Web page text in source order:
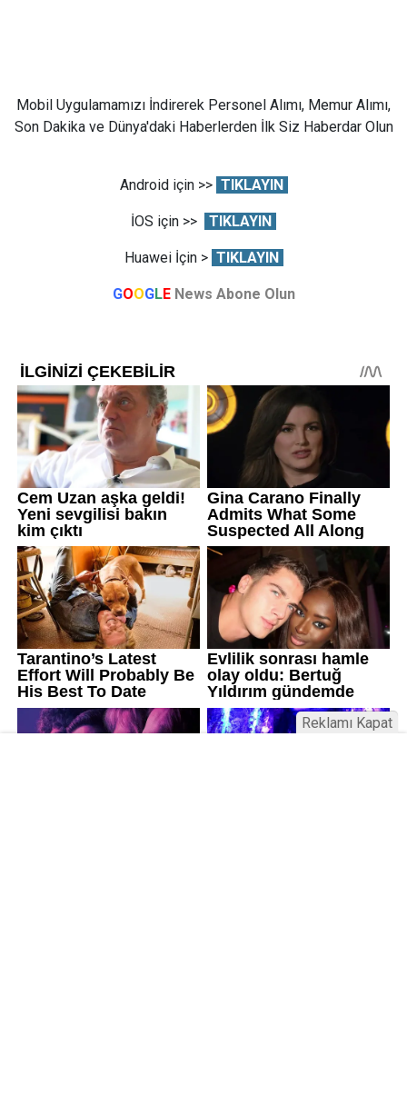
Mobil Uygulamamızı İndirerek Personel Alımı, Memur Alımı,
Son Dakika ve Dünya'daki Haberlerden İlk Siz Haberdar Olun
Android için >> TIKLAYIN
İOS için >> TIKLAYIN
Huawei İçin > TIKLAYIN
GOOGLE News Abone Olun
Reklamı Kapat